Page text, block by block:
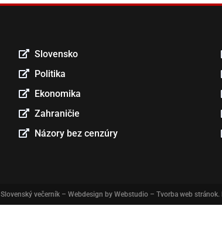
Slovensko
Politika
Ekonomika
Zahraničie
Názory bez cenzúry
Slovenský večerník – Webdesign by Webstudio – Tvorba web stránok.